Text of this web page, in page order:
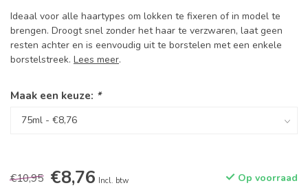
Ideaal voor alle haartypes om lokken te fixeren of in model te
brengen. Droogt snel zonder het haar te verzwaren, laat geen
resten achter en is eenvoudig uit te borstelen met een enkele
borstelstreek. Lees meer.
Maak een keuze: *
€10,95 €8,76 Incl. btw Op voorraad